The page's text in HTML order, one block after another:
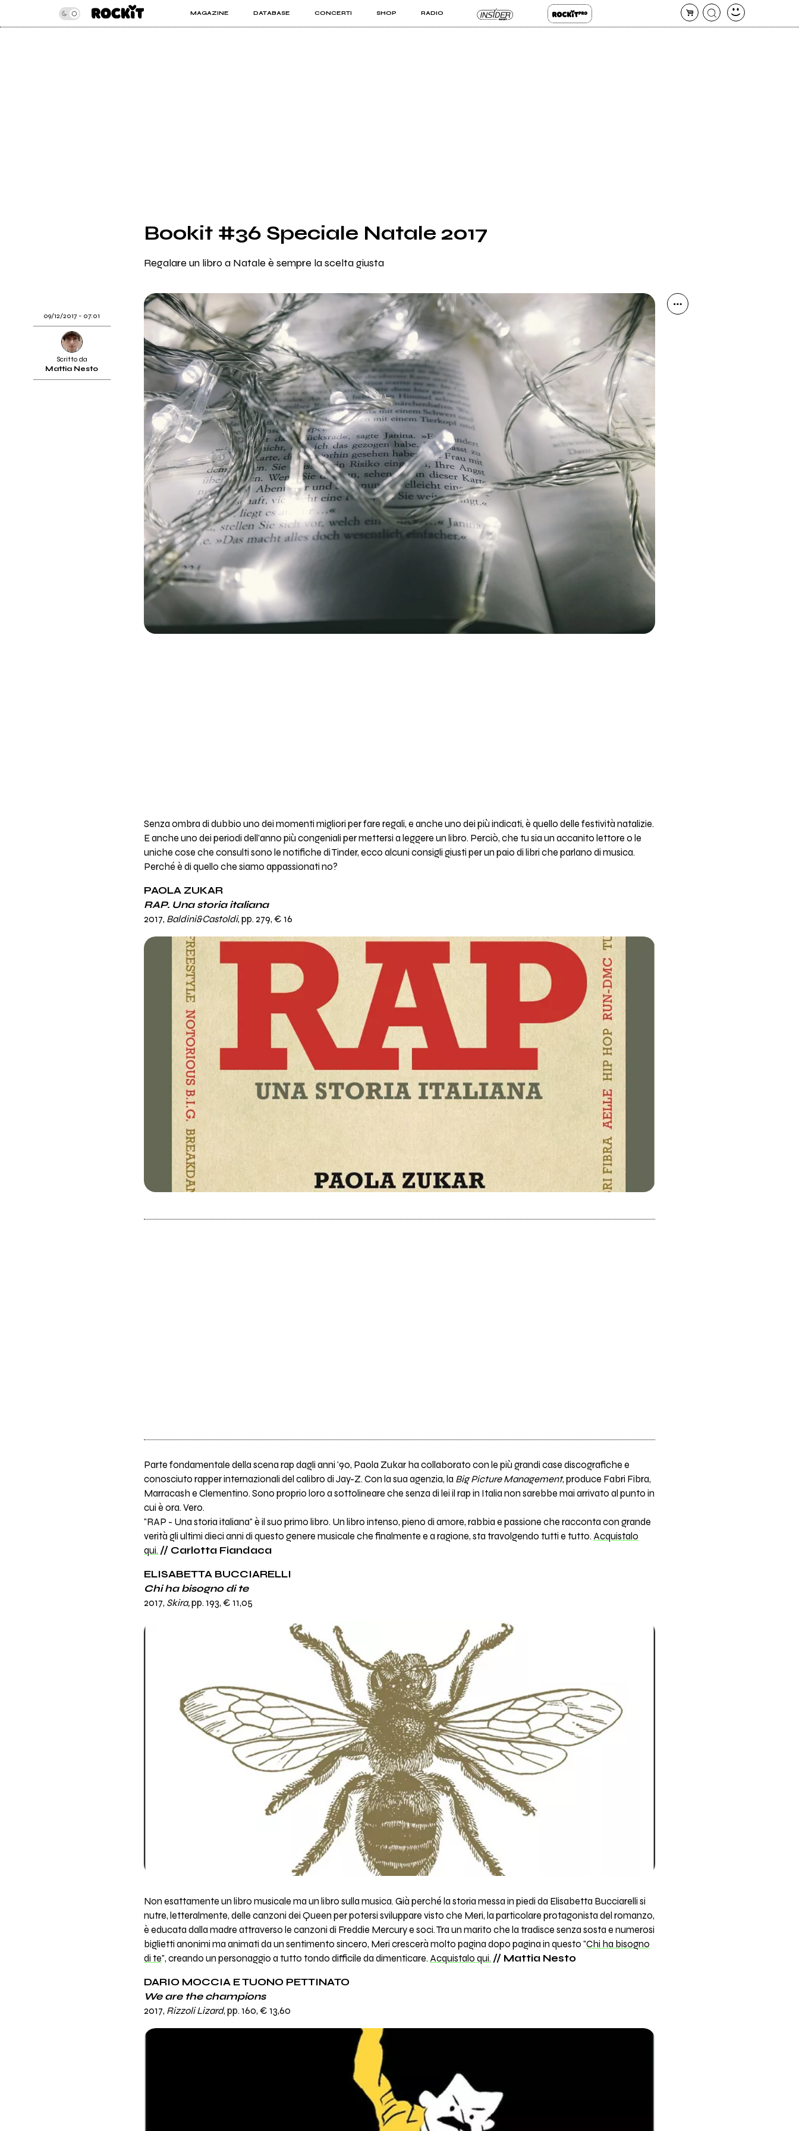
MAGAZINE DATABASE CONCERTI SHOP RADIO
INSIDER ROCKIT PRO
Bookit #36 Speciale Natale 2017
Regalare un libro a Natale è sempre la scelta giusta
09/12/2017 - 07:01
Scritto da
Mattia Nesto
Senza ombra di dubbio uno dei momenti migliori per fare regali, e anche uno dei più indicati, è quello delle festività natalizie.
E anche uno dei periodi dell'anno più congeniali per mettersi a leggere un libro. Perciò, che tu sia un accanito lettore o le
uniche cose che consulti sono le notifiche di Tinder, ecco alcuni consigli giusti per un paio di libri che parlano di musica.
Perché è di quello che siamo appassionati no?
PAOLA ZUKAR
RAP. Una storia italiana
2017, Baldini&Castoldi, pp. 279, € 16
Parte fondamentale della scena rap dagli anni '90, Paola Zukar ha collaborato con le più grandi case discografiche e
conosciuto rapper internazionali del calibro di Jay-Z. Con la sua agenzia, la Big Picture Management, produce Fabri Fibra,
Marracash e Clementino. Sono proprio loro a sottolineare che senza di lei il rap in Italia non sarebbe mai arrivato al punto in
cui è ora. Vero.
"RAP - Una storia italiana" è il suo primo libro. Un libro intenso, pieno di amore, rabbia e passione che racconta con grande
verità gli ultimi dieci anni di questo genere musicale che finalmente e a ragione, sta travolgendo tutti e tutto. Acquistalo
qui. // Carlotta Fiandaca
ELISABETTA BUCCIARELLI
Chi ha bisogno di te
2017, Skira,pp. 193, € 11,05
Non esattamente un libro musicale ma un libro sulla musica. Già perché la storia messa in piedi da Elisabetta Bucciarelli si
nutre, letteralmente, delle canzoni dei Queen per potersi sviluppare visto che Meri, la particolare protagonista del romanzo,
è educata dalla madre attraverso le canzoni di Freddie Mercury e soci. Tra un marito che la tradisce senza sosta e numerosi
biglietti anonimi ma animati da un sentimento sincero, Meri crescerà molto pagina dopo pagina in questo "Chi ha bisogno
di te", creando un personaggio a tutto tondo difficile da dimenticare. Acquistalo qui. // Mattia Nesto
DARIO MOCCIA E TUONO PETTINATO
We are the champions
2017, Rizzoli Lizard, pp. 160, € 13,60